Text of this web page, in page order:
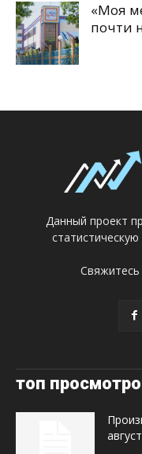
«Моя
почти
Данный проект
Свяжитесь
топ